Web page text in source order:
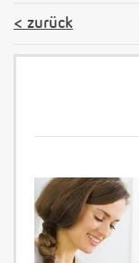
zurück